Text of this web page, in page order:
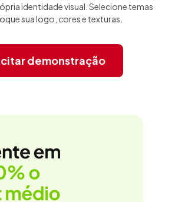
identidade visual. Selecione temas
sua logo, cores e texturas.
demonstração